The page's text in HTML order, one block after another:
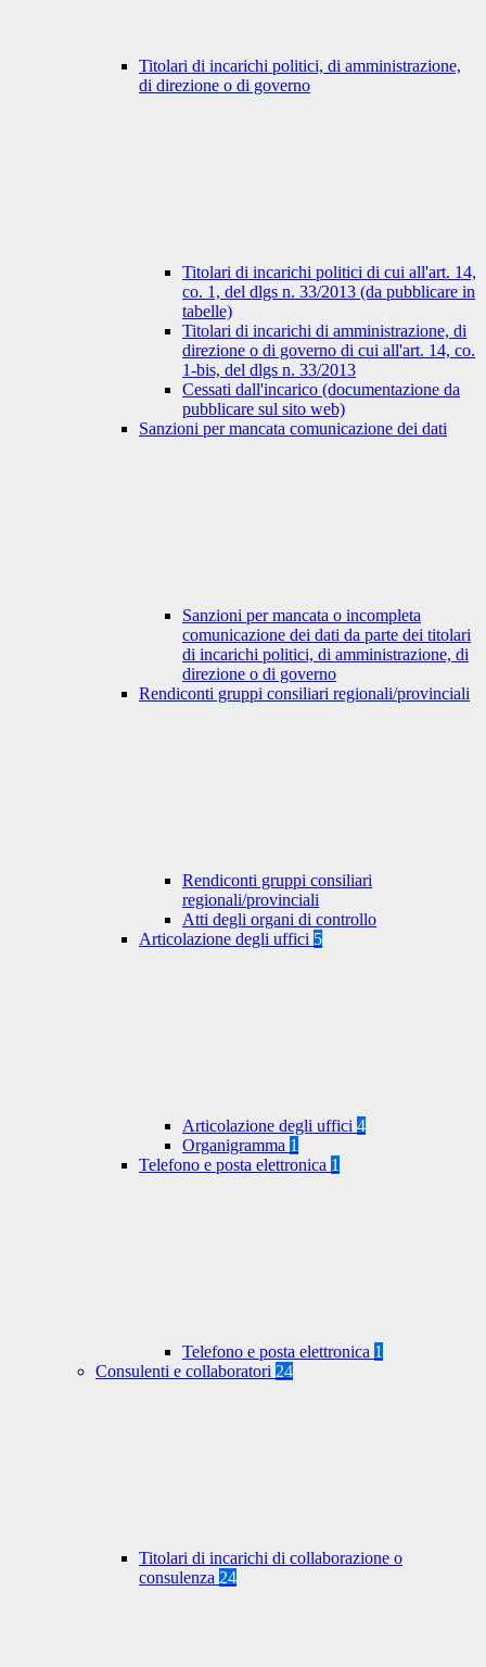
Titolari di incarichi politici, di amministrazione,
di direzione o di governo
Titolari di incarichi politici di cui all'art. 14,
co. 1, del dlgs n. 33/2013 (da pubblicare in
tabelle)
Titolari di incarichi di amministrazione, di
direzione o di governo di cui all'art. 14, co.
1-bis, del dlgs n. 33/2013
Cessati dall'incarico (documentazione da
pubblicare sul sito web)
Sanzioni per mancata comunicazione dei dati
Sanzioni per mancata o incompleta
comunicazione dei dati da parte dei titolari
di incarichi politici, di amministrazione, di
direzione o di governo
Rendiconti gruppi consiliari regionali/provinciali
Rendiconti gruppi consiliari
regionali/provinciali
Atti degli organi di controllo
Articolazione degli uffici 5
Articolazione degli uffici 4
Organigramma 1
Telefono e posta elettronica 1
Telefono e posta elettronica 1
Consulenti e collaboratori 24
Titolari di incarichi di collaborazione o
consulenza 24